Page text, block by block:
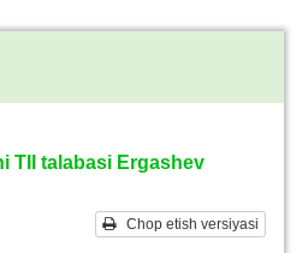
TII talabasi Ergashev
Chop etish versiyasi